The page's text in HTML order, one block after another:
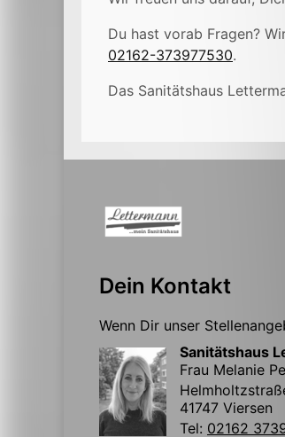
Du hast vorab Fragen?
02162-373977530.
Das Sanitätshaus
Dein Kontakt
Wenn Dir unser
Sanitätshaus
Frau Melanie
41747 Viersen
Tel: 02162